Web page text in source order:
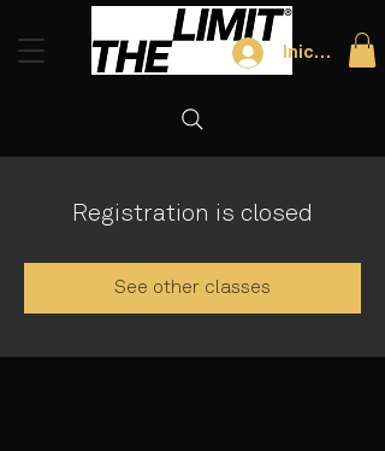
Iniciar
Registration is closed
See other classes